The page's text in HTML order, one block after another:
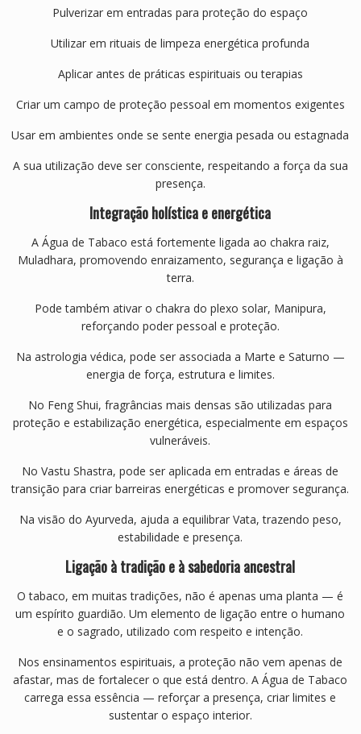
Pulverizar em entradas para proteção do espaço
Utilizar em rituais de limpeza energética profunda
Aplicar antes de práticas espirituais ou terapias
Criar um campo de proteção pessoal em momentos exigentes
Usar em ambientes onde se sente energia pesada ou estagnada
A sua utilização deve ser consciente, respeitando a força da sua
presença.
Integração holística e energética
A Água de Tabaco está fortemente ligada ao chakra raiz,
Muladhara, promovendo enraizamento, segurança e ligação à
terra.
Pode também ativar o chakra do plexo solar, Manipura,
reforçando poder pessoal e proteção.
Na astrologia védica, pode ser associada a Marte e Saturno —
energia de força, estrutura e limites.
No Feng Shui, fragrâncias mais densas são utilizadas para
proteção e estabilização energética, especialmente em espaços
vulneráveis.
No Vastu Shastra, pode ser aplicada em entradas e áreas de
transição para criar barreiras energéticas e promover segurança.
Na visão do Ayurveda, ajuda a equilibrar Vata, trazendo peso,
estabilidade e presença.
Ligação à tradição e à sabedoria ancestral
O tabaco, em muitas tradições, não é apenas uma planta — é
um espírito guardião. Um elemento de ligação entre o humano
e o sagrado, utilizado com respeito e intenção.
Nos ensinamentos espirituais, a proteção não vem apenas de
afastar, mas de fortalecer o que está dentro. A Água de Tabaco
carrega essa essência — reforçar a presença, criar limites e
sustentar o espaço interior.